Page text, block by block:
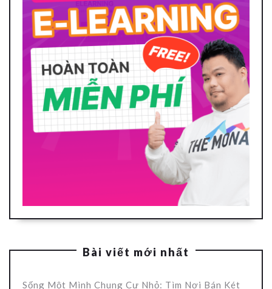
Bài viết mới nhất
Sống Một Mình Chung Cư Nhỏ: Tìm Nơi Bán Két